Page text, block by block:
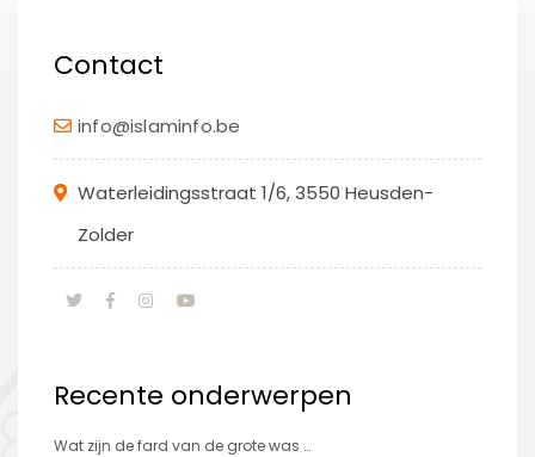
Contact
info@islaminfo.be
Waterleidingsstraat 1/6, 3550 Heusden-
Zolder
Recente onderwerpen
Wat zijn de fard van de grote was …